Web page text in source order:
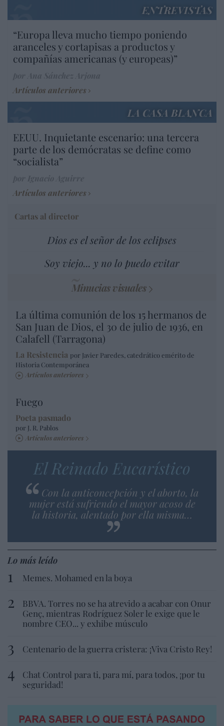
ENTREVISTAS
“Europa lleva mucho tiempo poniendo
aranceles y cortapisas a productos y
compañías americanas (y europeas)”
Artículos anteriores
LA CASA BLANCA
EEUU. Inquietante escenario: una tercera
parte de los demócratas se define como
“socialista”
Artículos anteriores
Cartas al director
Dios es el señor de los eclipses
Soy viejo... y no lo puedo evitar
Minucias visuales
La última comunión de los 15 hermanos de
San Juan de Dios, el 30 de julio de 1936, en
Calafell (Tarragona)
La Resistencia por Javier Paredes, catedrático emérito de
Historia Contemporánea
Artículos anteriores
Fuego
Poeta pasmado
por J. R. Pablos
Artículos anteriores
El Reinado Eucarístico
Con la anticoncepción y el aborto, la
mujer está sufriendo el mayor acoso de
la historia, alentado por ella misma…
Lo más leído
Memes. Mohamed en la boya
BBVA. Torres no se ha atrevido a acabar con Onur
Genç, mientras Rodríguez Soler le exige que le
nombre CEO... y exhibe músculo
Centenario de la guerra cristera: ¡Viva Cristo Rey!
Chat Control para ti, para mí, para todos, ¡por tu
seguridad!